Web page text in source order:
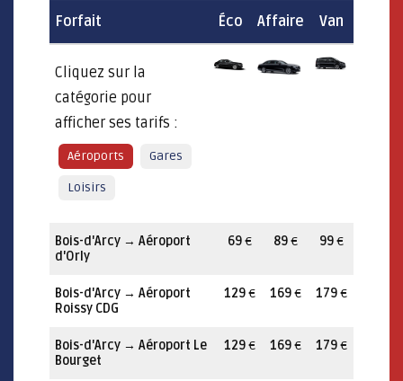
Forfait Éco Affaire Van
Cliquez sur la
catégorie pour
afficher ses tarifs :
Aéroports Gares
Loisirs
Bois-d'Arcy → Aéroport
d'Orly
69€ 89€ 99€
Bois-d'Arcy → Aéroport
Roissy CDG
129€ 169€ 179€
Bois-d'Arcy → Aéroport Le
Bourget
129€ 169€ 179€